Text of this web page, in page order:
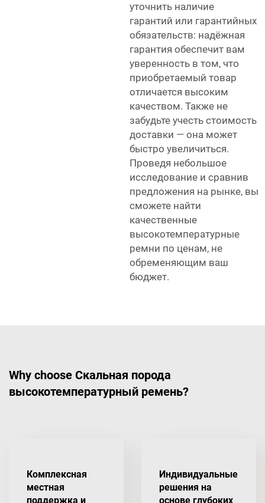
уточнить наличие
гарантий или гарантийных
обязательств: надёжная
гарантия обеспечит вам
уверенность в том, что
приобретаемый товар
отличается высоким
качеством. Также не
забудьте учесть стоимость
доставки — она может
быстро увеличиться.
Проведя небольшое
исследование и сравнив
предложения на рынке, вы
сможете найти
качественные
высокотемпературные
ремни по ценам, не
обременяющим ваш
бюджет.
Why choose Скальная порода
высокотемпературный ремень?
Комплексная
местная
поддержка и
Индивидуальные
решения на
основе глубоких